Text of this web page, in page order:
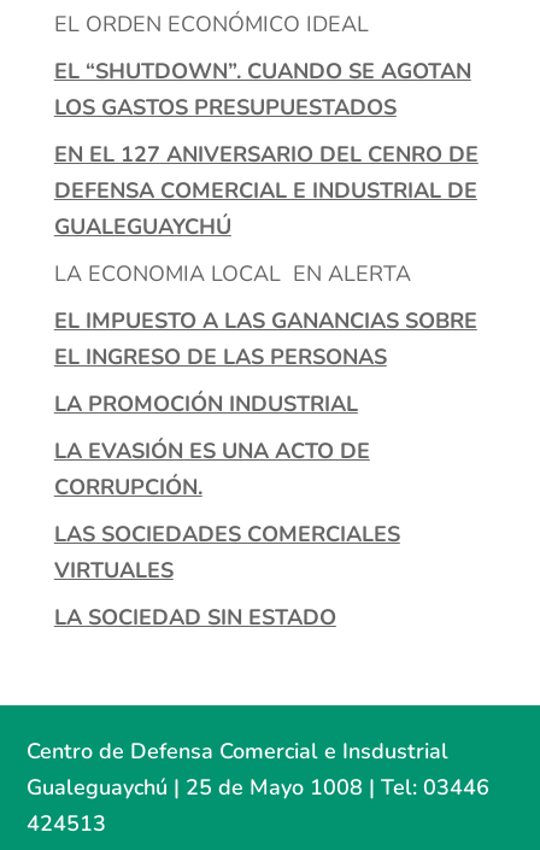
EL ORDEN ECONÓMICO IDEAL
EL “SHUTDOWN”. CUANDO SE AGOTAN
LOS GASTOS PRESUPUESTADOS
EN EL 127 ANIVERSARIO DEL CENRO DE
DEFENSA COMERCIAL E INDUSTRIAL DE
GUALEGUAYCHÚ
LA ECONOMIA LOCAL EN ALERTA
EL IMPUESTO A LAS GANANCIAS SOBRE
EL INGRESO DE LAS PERSONAS
LA PROMOCIÓN INDUSTRIAL
LA EVASIÓN ES UNA ACTO DE
CORRUPCIÓN.
LAS SOCIEDADES COMERCIALES
VIRTUALES
LA SOCIEDAD SIN ESTADO
Centro de Defensa Comercial e Insdustrial
Gualeguaychú | 25 de Mayo 1008 | Tel: 03446
424513